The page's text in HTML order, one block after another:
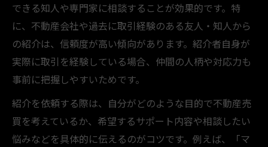
できる知人や専門家に相談することが効果的です。特
に、不動産会社や過去に取引経験のある友人・知人から
の紹介は、信頼度が高い傾向があります。紹介者自身が
実際に取引を経験している場合、仲間の人柄や対応力も
事前に把握しやすいためです。
紹介を依頼する際は、自分がどのような目的で不動産売
買を考えているか、希望するサポート内容や相談したい
悩みなどを具体的に伝えるのがコツです。例えば、「マ